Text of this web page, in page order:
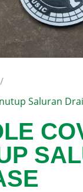
/
Saluran